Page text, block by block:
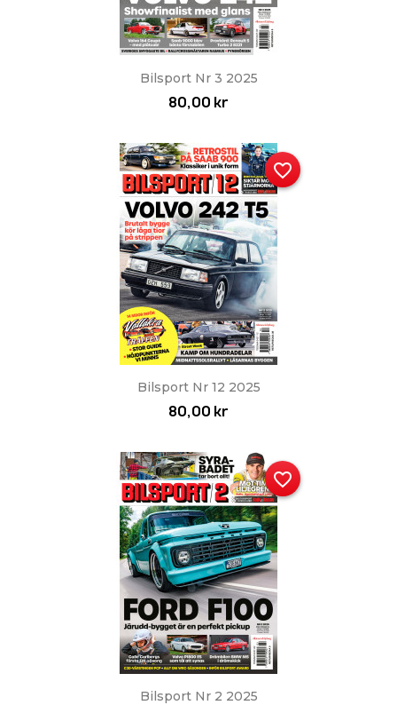
Bilsport Nr 3 2025
80,00 kr
Bilsport Nr 12 2025
80,00 kr
favorite_border
Bilsport Nr 2 2025
favorite_border